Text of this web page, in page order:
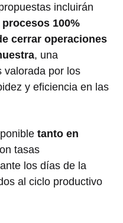
incluirán
100%
cerrar operaciones
, una
valorada por los
y eficiencia en las
tanto en
tasas
los días de la
al ciclo productivo